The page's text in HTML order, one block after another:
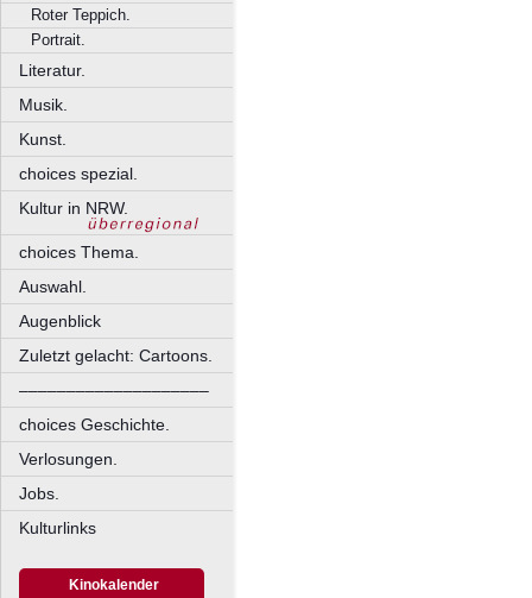
Roter Teppich.
Portrait.
Literatur.
Musik.
Kunst.
choices spezial.
Kultur in NRW.
choices Thema.
Auswahl.
Augenblick
Zuletzt gelacht: Cartoons.
––––––––––––––––––––
choices Geschichte.
Verlosungen.
Jobs.
Kulturlinks
Kinokalender